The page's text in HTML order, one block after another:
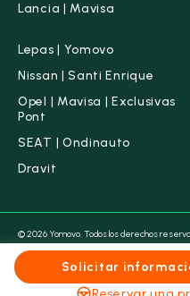
Solicitar
Lancia | Mavisa
Lepas | Yomovo
Nissan | Santi Enrique
Opel | Mavisa | Exclusivas
Pont
SEAT | Ondinauto
Dravit
© 2026 Yomovo. Todos los derechos